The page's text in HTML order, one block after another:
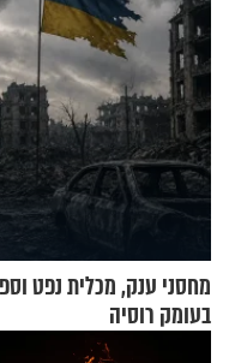
מחסני ענק, מכלית נפט
בעומק רוסיה